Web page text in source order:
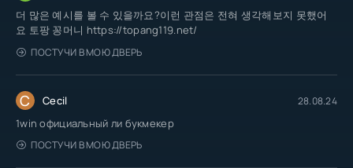
더 많은 예시를 볼 수 있을까요?이런 관점은 전혀 생각해보지 못했어
요 토팡 꽁머니 https://topang119.net/
ПОСТУЧИ В МОЮ ДВЕРЬ
C Cecil 28.08.24
1win официальный ли букмекер
ПОСТУЧИ В МОЮ ДВЕРЬ